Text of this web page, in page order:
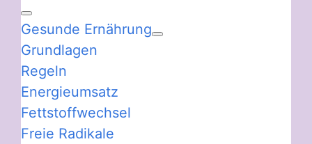
Gesunde Ernährung
Grundlagen
Regeln
Energieumsatz
Fettstoffwechsel
Freie Radikale